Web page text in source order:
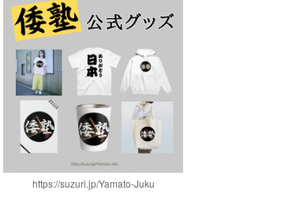
https://suzuri.jp/Yamato-Juku